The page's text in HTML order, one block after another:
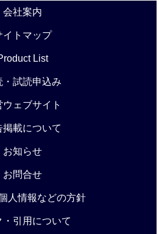
会社案内
イトマップ
List
・試読申込み
ウェブサイト
掲載について
お知らせ
お問合せ
人情報などの方針
・引用について